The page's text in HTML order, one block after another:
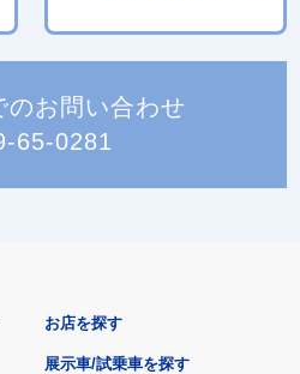
のお問い合わせ
65-0281
お店を探す
展示車/試乗車を探す